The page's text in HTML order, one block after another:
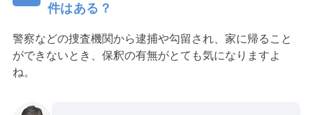
件はある？
警察などの捜査機関から逮捕や勾留され、家に帰ること
ができないとき、保釈の有無がとても気になりますよ
ね。